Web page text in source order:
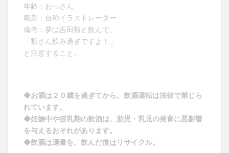
年齢：おっさん
職業：自称イラストレーター
備考：夢は吉田類と飲んで、
「類さん飲み過ぎですよ！」
と注意すること。
◆お酒は２０歳を過ぎてから。飲酒運転は法律で禁じら
れています。
◆妊娠中や授乳期の飲酒は、胎児・乳児の発育に悪影響
を与えるおそれがあります。
◆飲酒は適量を。飲んだ後はリサイクル。